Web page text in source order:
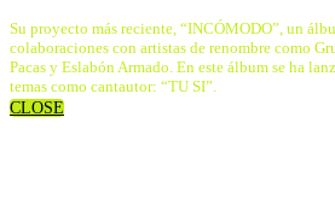
Su proyecto más reciente, “INCÓMODO”, un
colaboraciones con artistas de renombre como
Pacas y Eslabón Armado. En este álbum se ha
temas como cantautor: “TU SI”.
CLOSE